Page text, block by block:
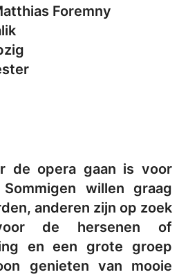
Foremny
de opera gaan is voor
willen graag
anderen zijn op zoek
de hersenen of
en een grote groep
genieten van mooie